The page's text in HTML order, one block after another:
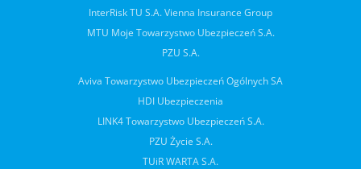
InterRisk TU S.A. Vienna Insurance Group
MTU Moje Towarzystwo Ubezpieczeń S.A.
PZU S.A.
Aviva Towarzystwo Ubezpieczeń Ogólnych SA
HDI Ubezpieczenia
LINK4 Towarzystwo Ubezpieczeń S.A.
PZU Życie S.A.
TUiR WARTA S.A.